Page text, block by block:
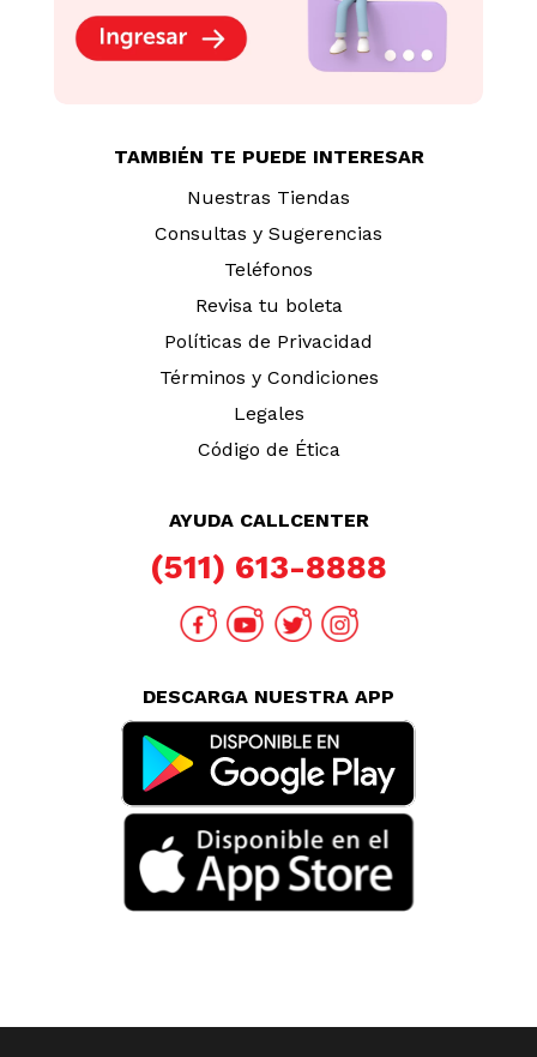
TAMBIÉN TE PUEDE INTERESAR
Nuestras Tiendas
Consultas y Sugerencias
Teléfonos
Revisa tu boleta
Políticas de Privacidad
Términos y Condiciones
Legales
Código de Ética
AYUDA CALLCENTER
(511) 613-8888
DESCARGA NUESTRA APP